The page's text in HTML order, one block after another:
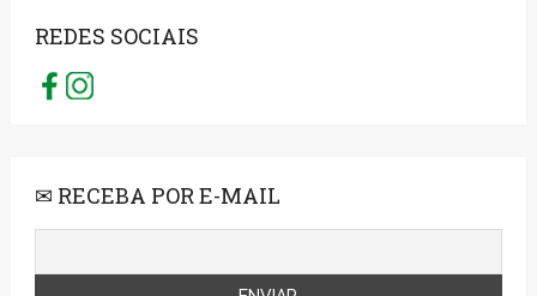
REDES SOCIAIS
✉ RECEBA POR E-MAIL